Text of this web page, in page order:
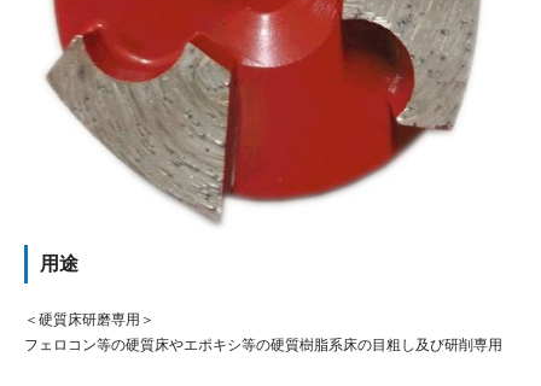
用途
＜硬質床研磨専用＞
フェロコン等の硬質床やエポキシ等の硬質樹脂系床の目粗し及び研削専用